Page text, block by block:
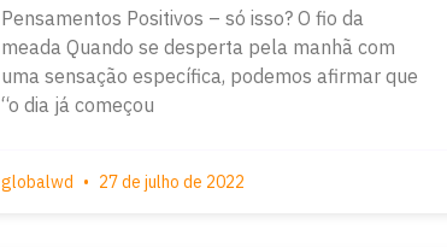
Pensamentos Positivos – só isso? O fio da
meada Quando se desperta pela manhã com
uma sensação específica, podemos afirmar que
“o dia já começou
globalwd 27 de julho de 2022